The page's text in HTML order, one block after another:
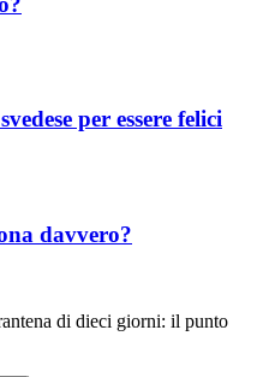
per essere felici
davvero?
di dieci giorni: il punto